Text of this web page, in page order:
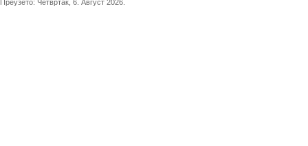
Преузето: Четвртак, 6. Август 2026.